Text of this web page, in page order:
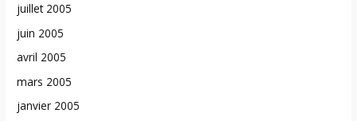
juillet 2005
juin 2005
avril 2005
mars 2005
janvier 2005